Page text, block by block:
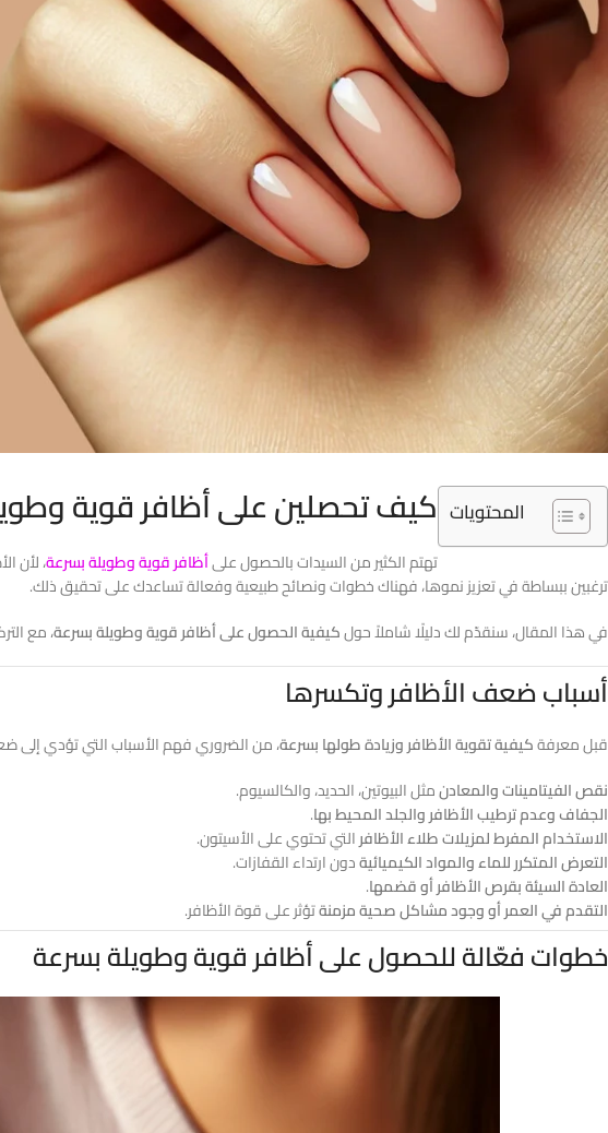
المحتويات كيف تحصلين على أظافر قوية
تهتم الكثير من السيدات بالحصول علىأظافر قوية وطويلة بسرعة، لأن
ترغبين ببساطة في تعزيز نموها، فهناك خطوات ونصائح طبيعية وفعالة تساعدك على تحقيق ذلك.
في هذا المقال، سنقدّم لك دليلًا شاملاً حولكيفية الحصول على أظافر قوية وطويلة بسرعة، مع
أسباب ضعف الأظافر وتكسرها
قبل معرفةكيفية تقوية الأظافر وزيادة طولها بسرعة، من الضروري فهم الأسباب التي تؤدي إلى
نقص الفيتامينات والمعادنمثل البيوتين، الحديد، والكالسيوم.
الجفاف وعدم ترطيب الأظافر والجلد المحيط بها.
الاستخدام المفرط لمزيلات طلاء الأظافرالتي تحتوي على الأسيتون.
التعرض المتكرر للماء والمواد الكيميائيةدون ارتداء القفازات.
العادة السيئة بقرص الأظافر أو قضمها.
التقدم في العمر أو وجود مشاكل صحية مزمنةتؤثر على قوة الأظافر.
خطوات فعّالة للحصول على أظافر قوية وطويلة بسرعة